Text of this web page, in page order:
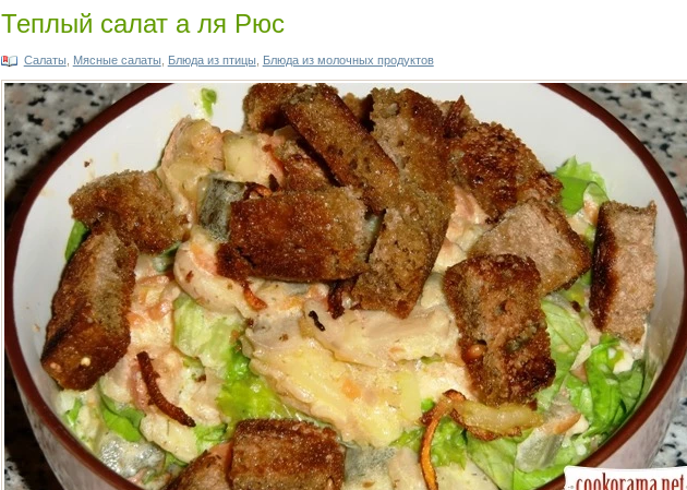
Теплый салат а ля Рюс
Салаты Мясные салаты Блюда из птицы Блюда из молочных продуктов